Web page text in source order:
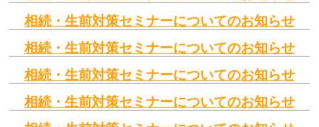
相続・生前対策セミナーについてのお知らせ
相続・生前対策セミナーについてのお知らせ
相続・生前対策セミナーについてのお知らせ
相続・生前対策セミナーについてのお知らせ